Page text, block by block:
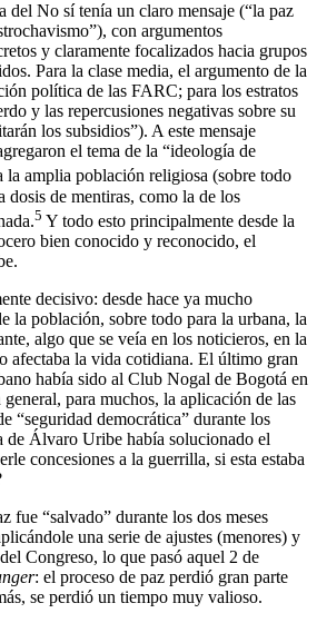
del No sí tenía un claro mensaje (“la paz
con argumentos
y claramente focalizados hacia grupos
Para la clase media, el argumento de la
política de las FARC; para los estratos
y las repercusiones negativas sobre su
los subsidios”). A este mensaje
el tema de la “ideología de
la amplia población religiosa (sobre todo
dosis de mentiras, como la de los
5 Y todo esto principalmente desde la
bien conocido y reconocido, el
decisivo: desde hace ya mucho
la población, sobre todo para la urbana, la
algo que se veía en los noticieros, en la
afectaba la vida cotidiana. El último gran
había sido al Club Nogal de Bogotá en
para muchos, la aplicación de las
“seguridad democrática” durante los
de Álvaro Uribe había solucionado el
concesiones a la guerrilla, si esta estaba
fue “salvado” durante los dos meses
una serie de ajustes (menores) y
Congreso, lo que pasó aquel 2 de
: el proceso de paz perdió gran parte
se perdió un tiempo muy valioso.